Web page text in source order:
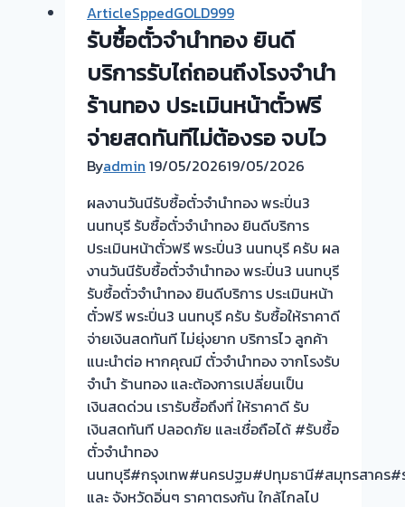
ทอง
นนทบุรี
ขอบคุณ
ย่าน
ไทรน้อย
ครับ
ArticleSppedGOLD999
รับซื้อตั๋วจำนำทอง ยินดี
บริการรับไถ่ถอนถึงโรงจำนำ
ร้านทอง ประเมินหน้าตั๋วฟรี
จ่ายสดทันทีไม่ต้องรอ จบไว
Byadmin 19/05/202619/05/2026
ผลงานวันนีรับซื้อตั๋วจำนำทอง พระปิ่น3
นนทบุรี รับซื้อตั๋วจำนำทอง ยินดีบริการ
ประเมินหน้าตั๋วฟรี พระปิ่น3 นนทบุรี ครับ ผล
งานวันนีรับซื้อตั๋วจำนำทอง พระปิ่น3 นนทบุรี
รับซื้อตั๋วจำนำทอง ยินดีบริการ ประเมินหน้า
ตั๋วฟรี พระปิ่น3 นนทบุรี ครับ รับซื้อให้ราคาดี
จ่ายเงินสดทันที ไม่ยุ่งยาก บริการไว ลูกค้า
แนะนำต่อ หากคุณมี ตั๋วจำนำทอง จากโรงรับ
จำนำ ร้านทอง และต้องการเปลี่ยนเป็น
เงินสดด่วน เรารับซื้อถึงที่ ให้ราคาดี รับ
เงินสดทันที ปลอดภัย และเชื่อถือได้ #รับซื้อ
ตั๋วจำนำทอง
นนทบุรี#กรุงเทพ#นครปฐม#ปทุมธานี#สมุทรสาคร#
และ จังหวัดอิ่นๆ ราคาตรงกัน ใกล้ไกลไป